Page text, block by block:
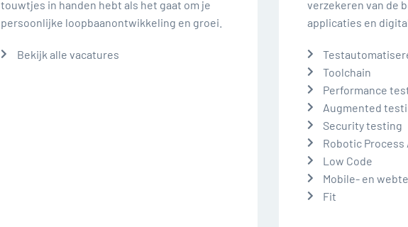
touwtjes in handen hebt als het gaat om je
persoonlijke loopbaanontwikkeling en groei.
Bekijk alle vacatures
verzekeren van de
applicaties en
Toolchain
Performance
Augmented
Security testing
Robotic
Low Code
Mobile- en
Fit